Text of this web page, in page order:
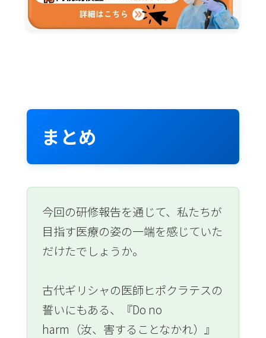
まとめ
今回の研修報告を通じて、私たちが
目指す医療の姿の一端を感じていた
だけたでしょうか。
古代ギリシャの医師ヒポクラテスの
誓いにもある、『Do no
harm（汝、害することなかれ）』